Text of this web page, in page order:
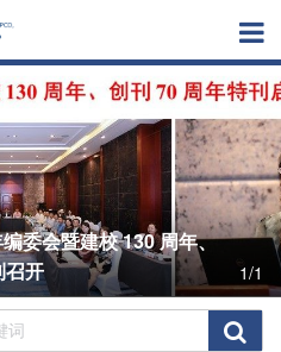
委会暨建校 130 周年、
召开
1/1